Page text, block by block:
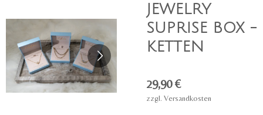
JEWELRY
SUPRISE BOX -
KETTEN
29,90 €
zzgl. Versandkosten